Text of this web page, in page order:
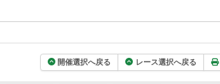
開催選択へ戻る レース選択へ戻る